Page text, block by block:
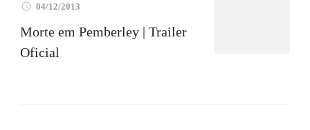
04/12/2013
Morte em Pemberley | Trailer
Oficial